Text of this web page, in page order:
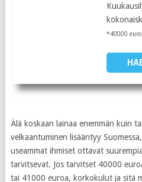
*40000
Älä koskaan lainaa enemmän kuin
velkaantuminen lisääntyy
useammat ihmiset ottavat
tarvitsevat. Jos tarvitset 40000
tai 41000 euroa, korkokulut ja sitä